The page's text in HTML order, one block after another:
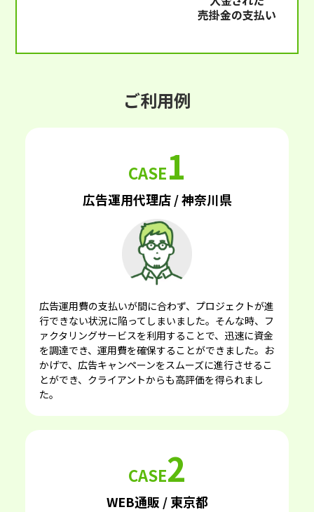
ご利用例
CASE1
広告運用代理店 / 神奈川県
広告運⽤費の⽀払いが間に合わず、プロジェクトが進
⾏できない状況に陥ってしまいました。そんな時、フ
ァクタリングサービスを利⽤することで、迅速に資⾦
を調達でき、運⽤費を確保することができました。お
かげで、広告キャンペーンをスムーズに進⾏させるこ
とができ、クライアントからも⾼評価を得られまし
た。
CASE2
WEB通販 / 東京都